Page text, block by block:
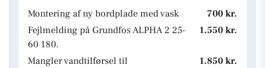
Montering af ny bordplade med vask
700 kr.
Fejlmelding på Grundfos ALPHA 2 25-
60 180.
1.550 kr.
Mangler vandtilførsel til
1.850 kr.